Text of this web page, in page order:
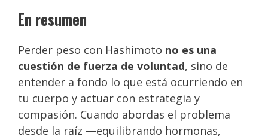
En resumen
Perder peso con Hashimoto no es una
cuestión de fuerza de voluntad, sino de
entender a fondo lo que está ocurriendo en
tu cuerpo y actuar con estrategia y
compasión. Cuando abordas el problema
desde la raíz —equilibrando hormonas,